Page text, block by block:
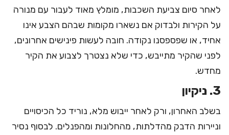
לאחר סיום צביעת השכבות, מומלץ מאוד לעבור עם מנורה
על הקירות ולבדוק אם נשארו מקומות שבהם הצבע אינו
אחיד, או שפספסנו נקודה. חובה לעשות פינישים אחרונים,
לפני שהקיר מתייבש, כדי שלא נצטרך לצבוע את הקיר
מחדש.
3. ניקיון
בשלב האחרון, ורק לאחר ייבוש מלא, נוריד כל הכיסויים
וניירות הדבק מהדלתות, מהחלונות ומהפנלים. לבסוף נסיר